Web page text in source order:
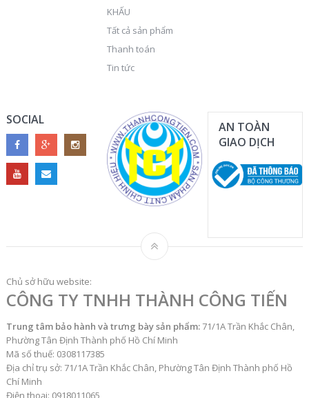
KHẤU
Tất cả sản phẩm
Thanh toán
Tin tức
SOCIAL
AN TOÀN
GIAO DỊCH
Chủ sở hữu website:
CÔNG TY TNHH THÀNH CÔNG TIẾN
Trung tâm bảo hành và trưng bày sản phẩm:71/1A Trần Khắc Chân,
Phường Tân Định Thành phố Hồ Chí Minh
Mã số thuế: 0308117385
Địa chỉ trụ sở: 71/1A Trần Khắc Chân, Phường Tân Định Thành phố Hồ
Chí Minh
Điện thoại: 0918011065